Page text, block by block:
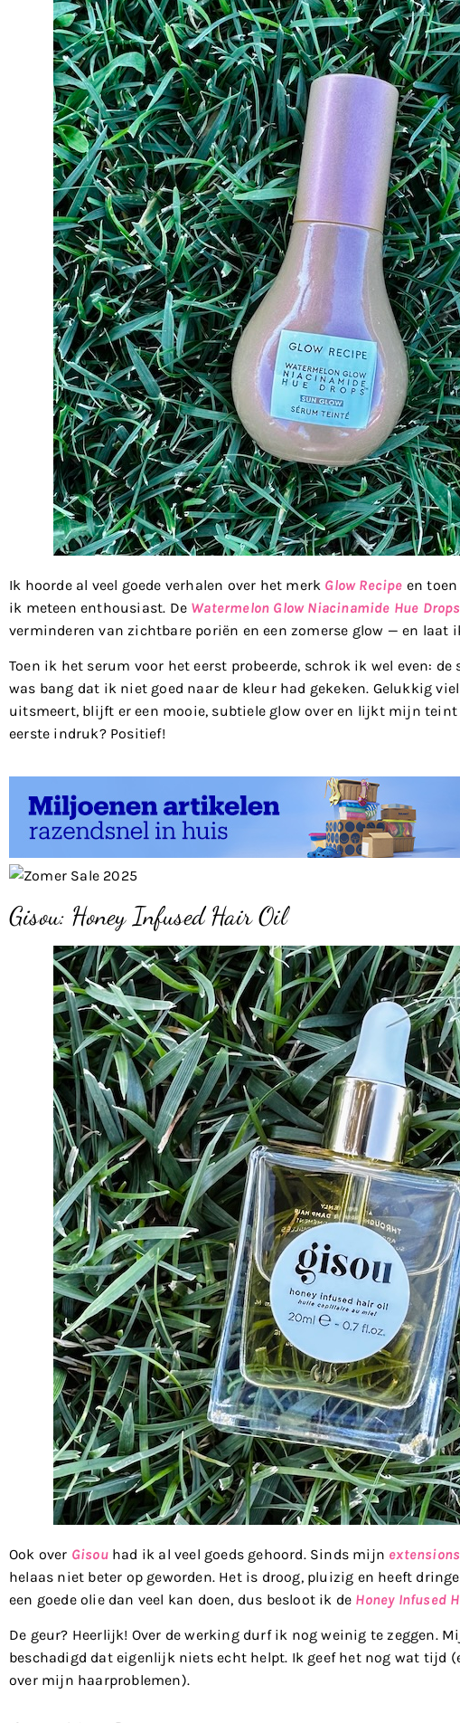
Ik hoorde al veel goede verhalen over het merk Glow Recipe en
ik meteen enthousiast. De Watermelon Glow Niacinamide Hue Drops
verminderen van zichtbare poriën en een zomerse glow — en laat
Toen ik het serum voor het eerst probeerde, schrok ik wel even:
was bang dat ik niet goed naar de kleur had gekeken. Gelukkig
uitsmeert, blijft er een mooie, subtiele glow over en lijkt mijn
eerste indruk? Positief!
Gisou: Honey Infused Hair Oil
Ook over Gisouhad ik al veel goeds gehoord. Sinds mijn extensions
helaas niet beter op geworden. Het is droog, pluizig en heeft
een goede olie dan veel kan doen, dus besloot ik de Honey Infused
De geur? Heerlijk! Over de werking durf ik nog weinig te zeggen.
beschadigd dat eigenlijk niets echt helpt. Ik geef het nog wat tijd
over mijn haarproblemen).